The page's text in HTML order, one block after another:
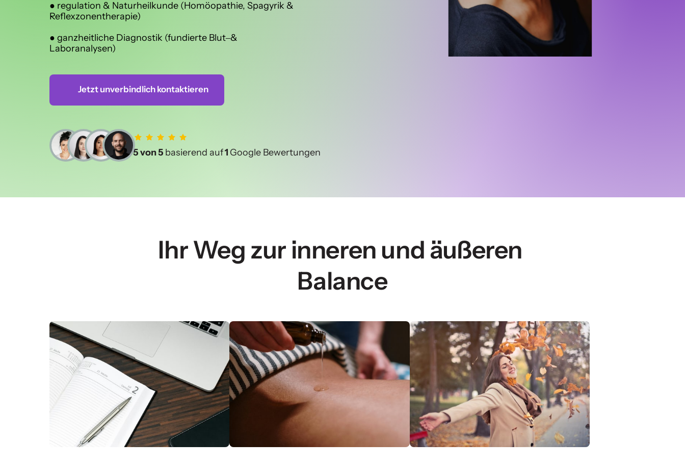
● regulation & Naturheilkunde (Homöopathie, Spagyrik
Reflexzonentherapie)
● ganzheitliche Diagnostik (fundierte Blut‒
Laboranalysen)
Jetzt unverbindlich kontaktieren
5 von 5 basierend auf 1 Google Bewertungen
Ihr Weg zur inneren und äußeren
Balance